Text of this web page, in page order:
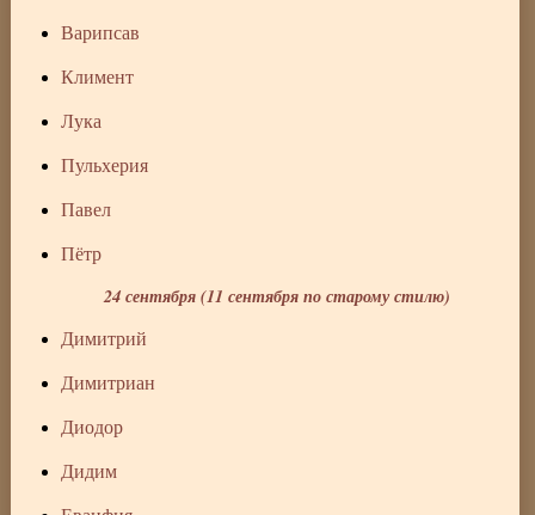
Варипсав
Климент
Лука
Пульхерия
Павел
Пётр
24 сентября (11 сентября по старому стилю)
Димитрий
Димитриан
Диодор
Дидим